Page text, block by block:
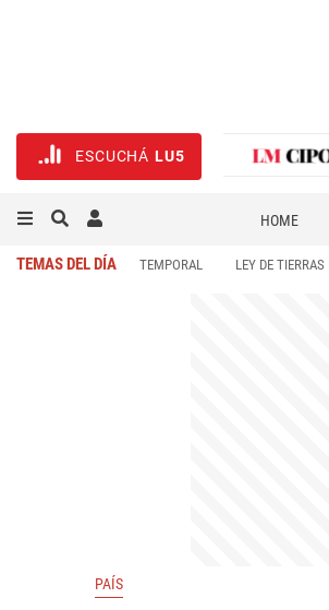
ESCUCHÁ LU5
HOME
TEMAS DEL DÍA TEMPORAL LEY DE TIERRAS
PAÍS